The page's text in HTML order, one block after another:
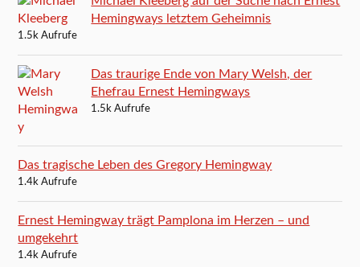
Hemingways letztem Geheimnis
1.5k Aufrufe
Das traurige Ende von Mary Welsh, der
Ehefrau Ernest Hemingways
1.5k Aufrufe
Das tragische Leben des Gregory Hemingway
1.4k Aufrufe
Ernest Hemingway trägt Pamplona im Herzen – und
umgekehrt
1.4k Aufrufe